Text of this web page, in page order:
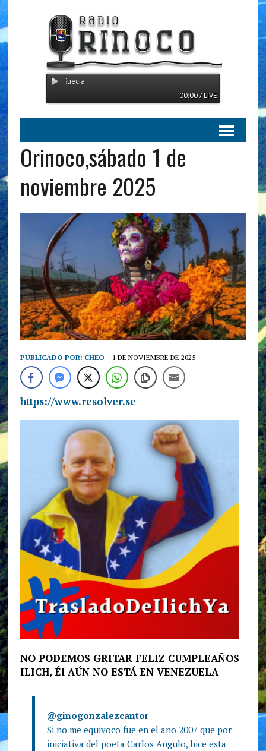
Radio Orinoco -
00:00 / LIVE
Orinoco,sábado 1 de
noviembre 2025
PUBLICADO POR: CHEO 1 DE NOVIEMBRE DE 2025
https://www.resolver.se
NO PODEMOS GRITAR FELIZ CUMPLEAÑOS
ILICH, Él AÚN NO ESTÁ EN VENEZUELA
@ginogonzalezcantor
Si no me equivoco fue en el año 2007 que por
iniciativa del poeta Carlos Angulo, hice esta